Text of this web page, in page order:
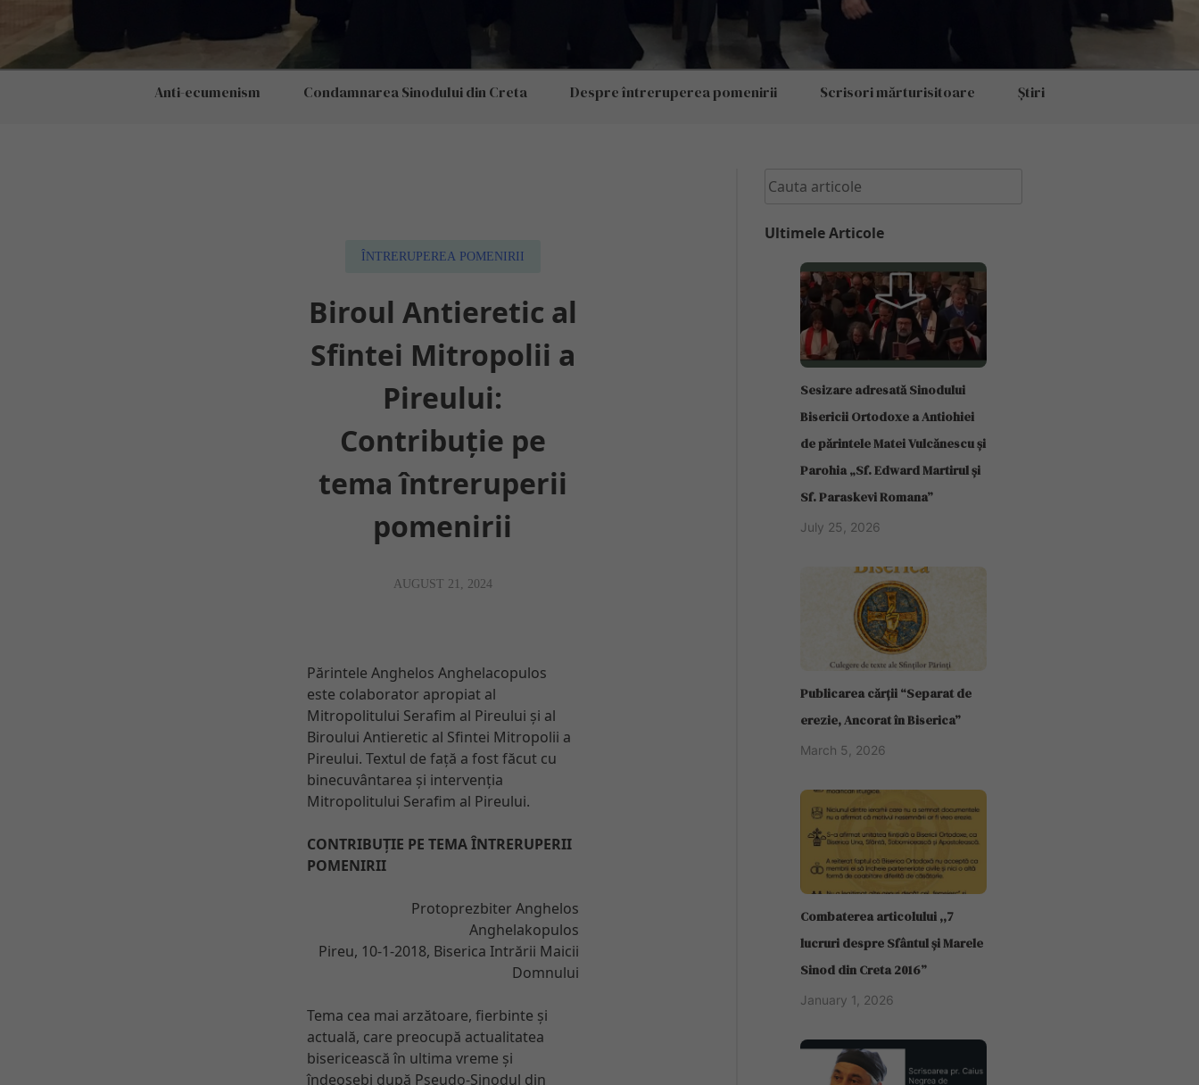
Anti-ecumenism Condamnarea Sinodului din Creta Despre întreruperea pomenirii Scrisori mărturisitoare Știri
ÎNTRERUPEREA POMENIRII
Biroul Antieretic al
Sfintei Mitropolii a
Pireului:
Contribuție pe
tema întreruperii
pomenirii
AUGUST 21, 2024
Părintele Anghelos Anghelacopulos
este colaborator apropiat al
Mitropolitului Serafim al Pireului și al
Biroului Antieretic al Sfintei Mitropolii a
Pireului. Textul de față a fost făcut cu
binecuvântarea și intervenția
Mitropolitului Serafim al Pireului.
CONTRIBUȚIE PE TEMA ÎNTRERUPERII
POMENIRII
Protoprezbiter Anghelos
Anghelakopulos
Pireu, 10-1-2018, Biserica Intrării Maicii
Domnului
Tema cea mai arzătoare, fierbinte și
actuală, care preocupă actualitatea
bisericească în ultima vreme și
îndeosebi după Pseudo-Sinodul din
Ultimele Articole
Sesizare adresată Sinodului
Bisericii Ortodoxe a Antiohiei
de părintele Matei Vulcănescu și
Parohia „Sf. Edward Martirul și
Sf. Paraskevi Romana”
July 25, 2026
Publicarea cărții “Separat de
erezie, Ancorat în Biserica”
March 5, 2026
Combaterea articolului ,,7
lucruri despre Sfântul și Marele
Sinod din Creta 2016”
January 1, 2026